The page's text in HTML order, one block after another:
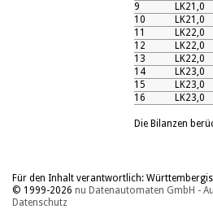
9
LK21,0
10
LK21,0
11
LK22,0
12
LK22,0
13
LK22,0
14
LK23,0
15
LK23,0
16
LK23,0
Die Bilanzen
Für den Inhalt verantwortlich:
© 1999-2026 nu Datenautomaten GmbH -
Datenschutz